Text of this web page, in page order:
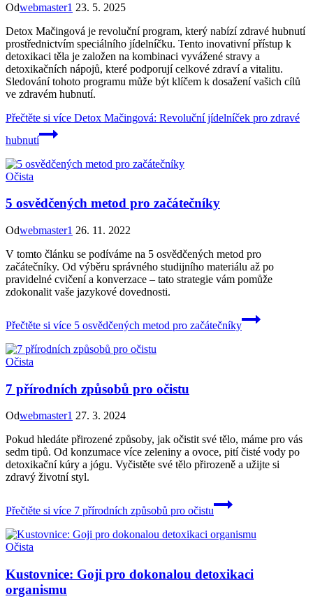
Odwebmaster1 23. 5. 2025
Detox Mačingová je revoluční program, který nabízí zdravé hubnutí
prostřednictvím speciálního jídelníčku. Tento inovativní přístup k
detoxikaci těla je založen na kombinaci vyvážené stravy a
detoxikačních nápojů, které podporují celkové zdraví a vitalitu.
Sledování tohoto programu může být klíčem k dosažení vašich cílů
ve zdravém hubnutí.
Přečtěte si více Detox Mačingová: Revoluční jídelníček pro zdravé
hubnutí
Očista
5 osvědčených metod pro začátečníky
Odwebmaster1 26. 11. 2022
V tomto článku se podíváme na 5 osvědčených metod pro
začátečníky. Od výběru správného studijního materiálu až po
pravidelné cvičení a konverzace – tato strategie vám pomůže
zdokonalit vaše jazykové dovednosti.
Přečtěte si více 5 osvědčených metod pro začátečníky
Očista
7 přírodních způsobů pro očistu
Odwebmaster1 27. 3. 2024
Pokud hledáte přirozené způsoby, jak očistit své tělo, máme pro vás
sedm tipů. Od konzumace více zeleniny a ovoce, pití čisté vody po
detoxikační kúry a jógu. Vyčistěte své tělo přirozeně a užijte si
zdravý životní styl.
Přečtěte si více 7 přírodních způsobů pro očistu
Očista
Kustovnice: Goji pro dokonalou detoxikaci
organismu